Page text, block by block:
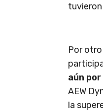
tuvieron
Por
aún
AEW
la